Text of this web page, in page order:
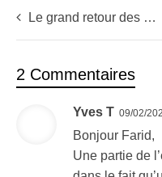
Le grand retour des matières premières
2 Commentaires
Yves T 09/02/
Bonjour Farid,
Une partie de